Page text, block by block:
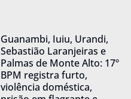
Guanambi, Iuiu, Urandi,
Sebastião Laranjeiras e
Palmas de Monte Alto: 17º
BPM registra furto,
violência doméstica,